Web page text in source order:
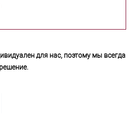
для нас, поэтому мы всегда